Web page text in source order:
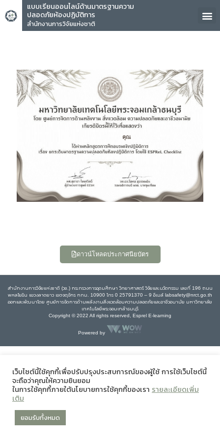
แบบเรียนออนไลน์ด้านมาตรฐานความ
ปลอดภัยห้องปฏิบัติการ
สำนักงานการวิจัยแห่งชาติ
คุณ
ดาวน์โหลดประกาศนียบัตร
สำนักงานการวิจัยแห่งชาติ (วช.) กระทรวงการอุดมศึกษา วิทยาศาสตร์ วิจัยและนวัตกรรม เลขที่ 196 ถนน
พหลโยธิน แขวงลาดยาว เขตจตุจักร กทม. 10900 โทร 0 25791370 – 9 อีเมล์ labsafety@nrct.go.th
ออกและพัฒนาโดย ศูนย์การจัดการด้านพลังงานสิ่งแวดล้อมความปลอดภัยและอาชีวอนามัย มหาวิทยาลัย
เทคโนโลยีพระจอมเกล้าธนบุรี
Copyright © 2022 All rights reserved, Esprel E-learning
Powered by
เว็บไซต์นี้ใช้คุกกี้เพื่อปรับปรุงประสบการณ์ของผู้ใช้ การใช้เว็บไซต์นี้
จะถือว่าคุณให้ความยินยอม
ในการใช้คุกกี้ภายใต้นโยบายการใช้คุกกี้ของเรา รายละเอียดเพิ่ม
เติม
ยอมรับทั้งหมด